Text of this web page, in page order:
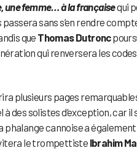
une femme… à la françaisequi
sans s’en rendre
que Thomas Dutronc
qui renversera les codes
plusieurs pages
solistes d’exception, car il
phalange cannoise a
le trompettiste Ibrahim